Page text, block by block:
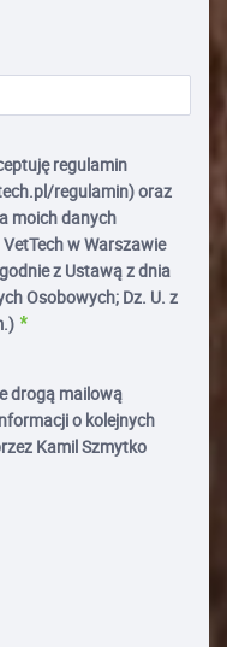
regulamin
regulamin) oraz
moich danych
w Warszawie
z Ustawą z dnia
Osobowych; Dz. U. z
drogą mailową
o kolejnych
Kamil Szmytko